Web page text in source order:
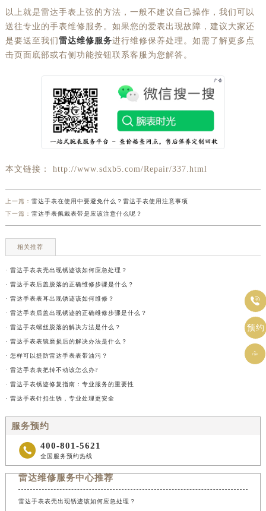
以上就是雷达手表上弦的方法，一般不建议自己操作，我们可以
送往专业的手表维修服务。如果您的爱表出现故障，建议大家还
是要送至我们 雷达维修服务进行维修保养处理。如需了解更多点
击页面底部或右侧功能按钮联系客服为您解答。
本文链接： http://www.sdxb5.com/Repair/337.html
上一篇： 雷达手表在使用中要避免什么？雷达手表使用注意事项
下一篇： 雷达手表佩戴表带是应该注意什么呢？
相关推荐
· 雷达手表表壳出现锈迹该如何应急处理？
· 雷达手表后盖脱落的正确维修步骤是什么？
· 雷达手表表耳出现锈迹该如何维修？
· 雷达手表后盖出现锈迹的正确维修步骤是什么？
· 雷达手表螺丝脱落的解决方法是什么？
· 雷达手表表镜磨损后的解决办法是什么？
· 怎样可以提防雷达手表表带油污？
· 雷达手表表把转不动该怎么办?
· 雷达手表锈迹修复指南：专业服务的重要性
· 雷达手表针扣生锈，专业处理更安全
服务预约
 400-801-5621
全国服务预约热线
雷达维修服务中心推荐
雷达手表表壳出现锈迹该如何应急处理？

预约
